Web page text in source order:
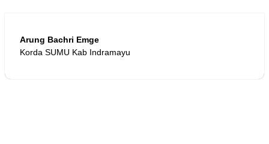
Arung Bachri Emge
Korda SUMU Kab Indramayu